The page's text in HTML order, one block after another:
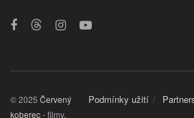
Podmínky užití
© 2025 Červený
koberec- filmy,